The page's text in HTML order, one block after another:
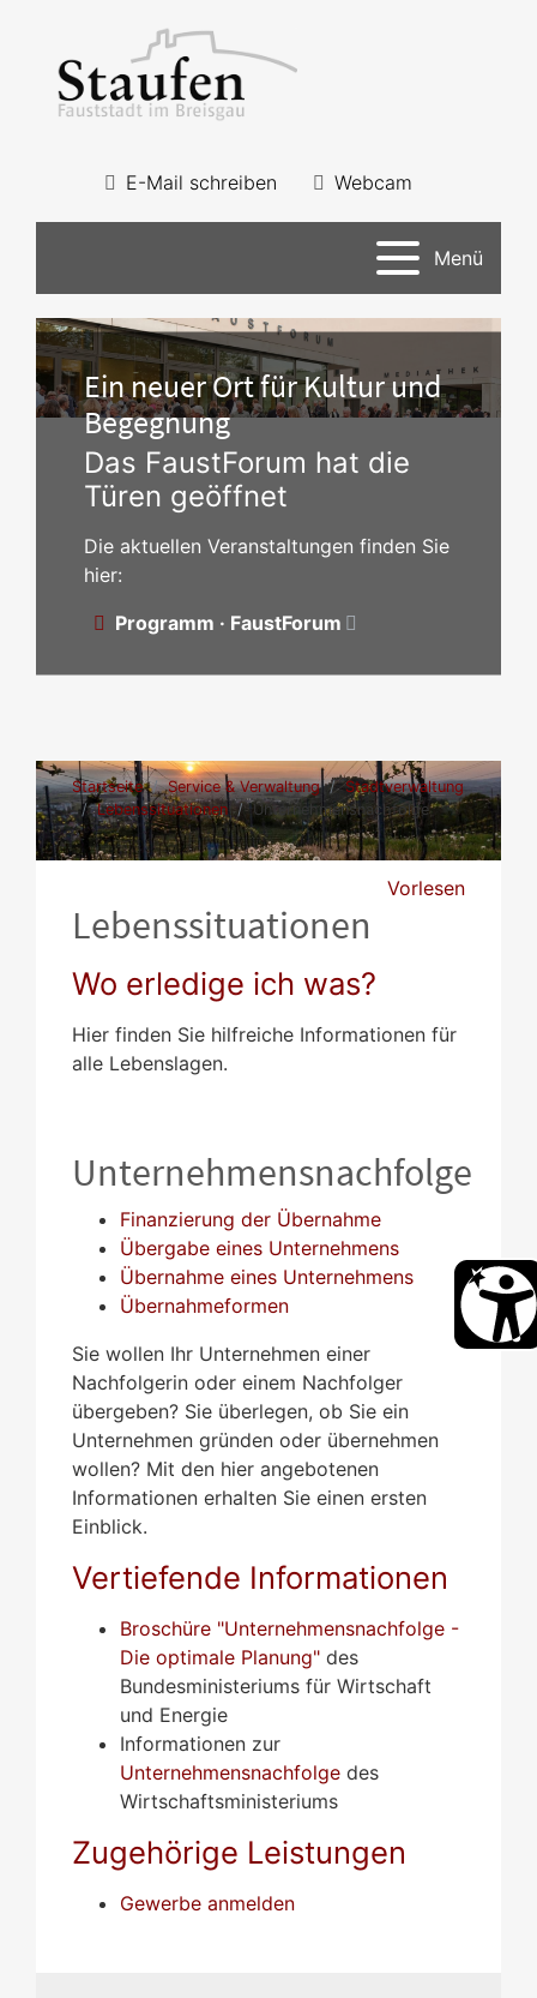
E-Mail schreiben Webcam
Menü
Ein neuer Ort für Kultur und
Begegnung
Das FaustForum hat die
Türen geöffnet
Die aktuellen Veranstaltungen finden Sie
hier:
Programm · FaustForum
Startseite Service & Verwaltung
Stadtverwaltung
Lebenssituationen
Unternehmensnachfolge
Vorlesen
Lebenssituationen
Wo erledige ich was?
Hier finden Sie hilfreiche Informationen für
alle Lebenslagen.
Unternehmensnachfolge
Finanzierung der Übernahme
Übergabe eines Unternehmens
Übernahme eines Unternehmens
Übernahmeformen
Sie wollen Ihr Unternehmen einer
Nachfolgerin oder einem Nachfolger
übergeben? Sie überlegen, ob Sie ein
Unternehmen gründen oder übernehmen
wollen? Mit den hier angebotenen
Informationen erhalten Sie einen ersten
Einblick.
Vertiefende Informationen
Broschüre "Unternehmensnachfolge -
Die optimale Planung" des
Bundesministeriums für Wirtschaft
und Energie
Informationen zur
Unternehmensnachfolge des
Wirtschaftsministeriums
Zugehörige Leistungen
Gewerbe anmelden